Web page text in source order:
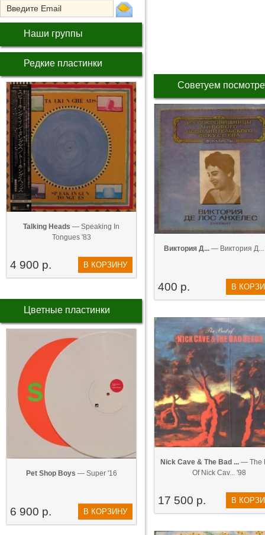
Наши группы
Редкие пластинки
Talking Heads — Speaking In
Tongues '83
4 900 р. В КОРЗИНУ
Цветные пластинки
Pet Shop Boys — Super '16
6 900 р. В КОРЗИНУ
Советуем
Виктория Д...— Виктория Д...
400 р. В
Nick Cave & The Bad ... — The
Of Nick Cav... '98
17 500 р. В